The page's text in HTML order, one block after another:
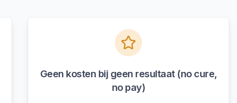
Geen kosten bij geen resultaat (no cure,
no pay)